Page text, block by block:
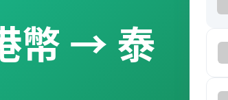
幣 → 泰